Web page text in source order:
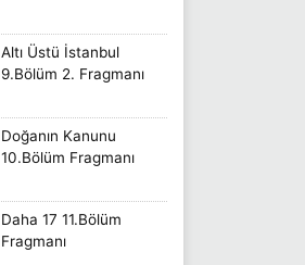
Altı Üstü İstanbul
9.Bölüm 2. Fragmanı
Doğanın Kanunu
10.Bölüm Fragmanı
Daha 17 11.Bölüm
Fragmanı